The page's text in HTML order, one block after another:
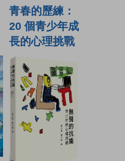
青春的歷練：
20 個青少年成
長的心理挑戰